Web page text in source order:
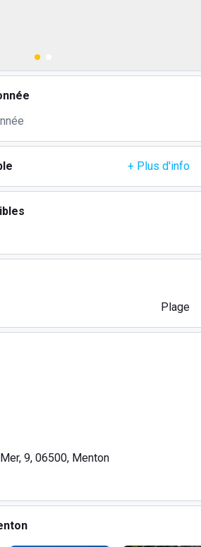
+ Plus d'info
Plage
9, 06500, Menton